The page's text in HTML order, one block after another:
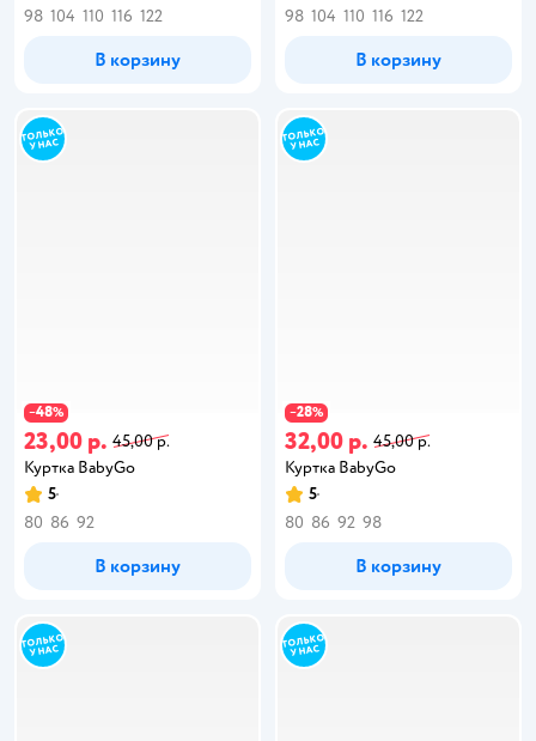
98 104 110 116 122
В корзину
98 104 110 116 122
В корзину
−48%
23,00 р. 45,00 р.
Куртка BabyGo
5
80 86 92
В корзину
−28%
32,00 р. 45,00 р.
Куртка BabyGo
5
80 86 92 98
В корзину